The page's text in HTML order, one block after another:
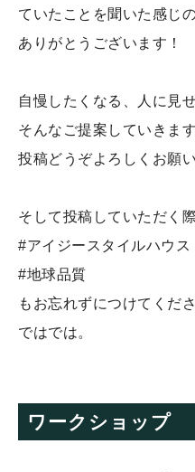
ていたことを聞いた感じ
ありがとうございます！
自慢したくなる、人に見
そんなご提案していきま
投稿どうぞよろしくお願
そして投稿していただく
#アイジースタイルハウス
#地球品質
もお忘れずにつけてくだ
ではでは。
ワークショップ